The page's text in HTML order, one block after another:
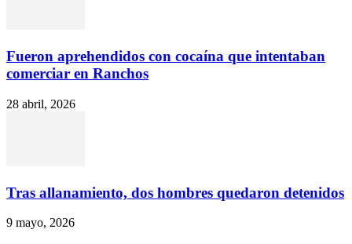
Fueron aprehendidos con cocaína que intentaban
comerciar en Ranchos
28 abril, 2026
Tras allanamiento, dos hombres quedaron detenidos
9 mayo, 2026